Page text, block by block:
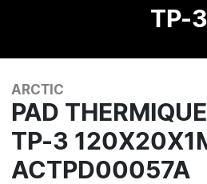
TP-3
ARCTIC
PAD
TP-3
ACTPD00057A